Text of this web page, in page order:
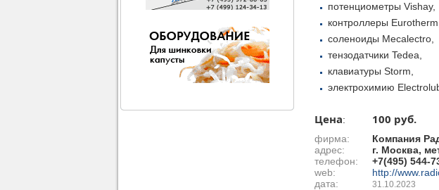
потенциометры Vishay,
контроллеры Eurotherm,
соленоиды Mecalectro,
тензодатчики Tedea,
клавиатуры Storm,
электрохимию
Цена: 100 руб.
фирма:
Компания
адрес:
г. Москва,
телефон:
+7(495) 544-
web:
http://
дата:
31.10.2023